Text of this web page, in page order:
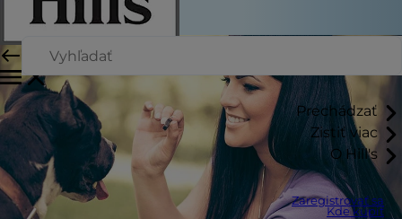
Prechádzať
Zistiť viac
O Hill's
Zaregistrovať sa
Kde kúpiť
Marec 15, 2016